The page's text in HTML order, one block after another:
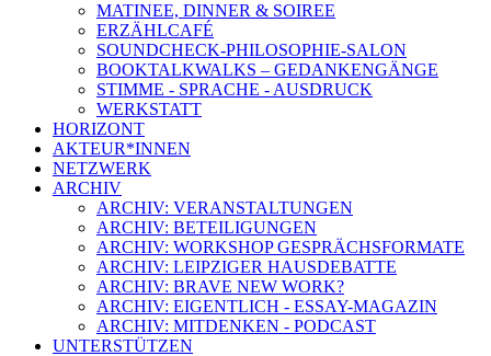
MATINEE, DINNER & SOIREE
ERZÄHLCAFÉ
SOUNDCHECK-PHILOSOPHIE-SALON
BOOKTALKWALKS – GEDANKENGÄNGE
STIMME - SPRACHE - AUSDRUCK
WERKSTATT
HORIZONT
AKTEUR*INNEN
NETZWERK
ARCHIV
ARCHIV: VERANSTALTUNGEN
ARCHIV: BETEILIGUNGEN
ARCHIV: WORKSHOP GESPRÄCHSFORMATE
ARCHIV: LEIPZIGER HAUSDEBATTE
ARCHIV: BRAVE NEW WORK?
ARCHIV: EIGENTLICH - ESSAY-MAGAZIN
ARCHIV: MITDENKEN - PODCAST
UNTERSTÜTZEN